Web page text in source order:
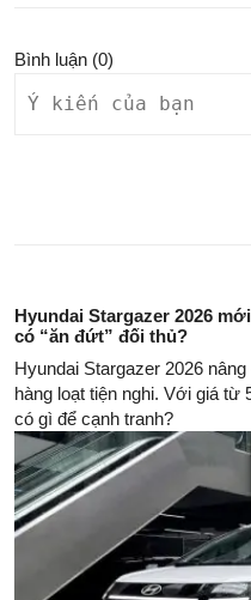
Bình luận (0)
Hyundai Stargazer 2026
có “ăn đứt” đối thủ?
Hyundai Stargazer 2026
hàng loạt tiện nghi. Với giá từ
có gì để cạnh tranh?